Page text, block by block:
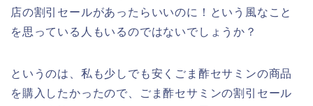
店の割引セールがあったらいいのに！という風なこと
を思っている人もいるのではないでしょうか？
というのは、私も少しでも安くごま酢セサミンの商品
を購入したかったので、ごま酢セサミンの割引セール